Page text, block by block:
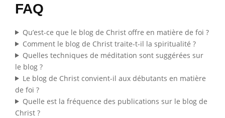
FAQ
Qu’est-ce que le blog de Christ offre en matière de foi ?
Comment le blog de Christ traite-t-il la spiritualité ?
Quelles techniques de méditation sont suggérées sur
le blog ?
Le blog de Christ convient-il aux débutants en matière
de foi ?
Quelle est la fréquence des publications sur le blog de
Christ ?